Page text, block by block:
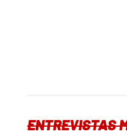
ENTREVISTAS